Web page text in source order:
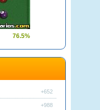
76.5%
+652
+988